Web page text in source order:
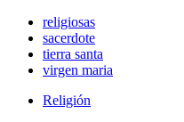
religiosas
sacerdote
tierra santa
virgen maria
Religión